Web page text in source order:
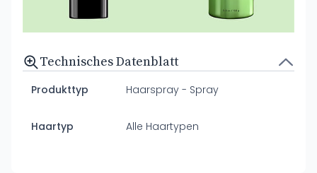
Technisches Datenblatt
Produkttyp Haarspray - Spray
Haartyp Alle Haartypen